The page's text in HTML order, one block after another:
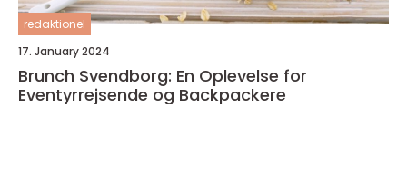
redaktionel
17. January 2024
Brunch Svendborg: En Oplevelse for
Eventyrrejsende og Backpackere